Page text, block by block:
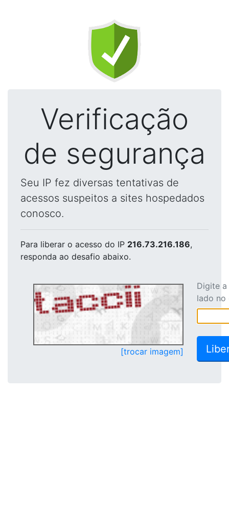
Verificação
de segurança
Seu IP fez diversas tentativas de
acessos suspeitos a sites hospedados
conosco.
Para liberar o acesso do IP 216.73.216.186,
responda ao desafio abaixo.
[trocar imagem]
Digite
lado no